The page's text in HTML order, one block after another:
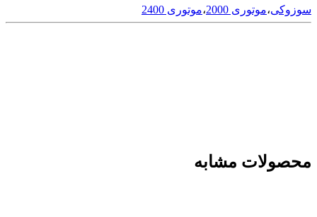
سوزوکی،موتوری 2000 ،موتوری 2400
محصولات مشابه